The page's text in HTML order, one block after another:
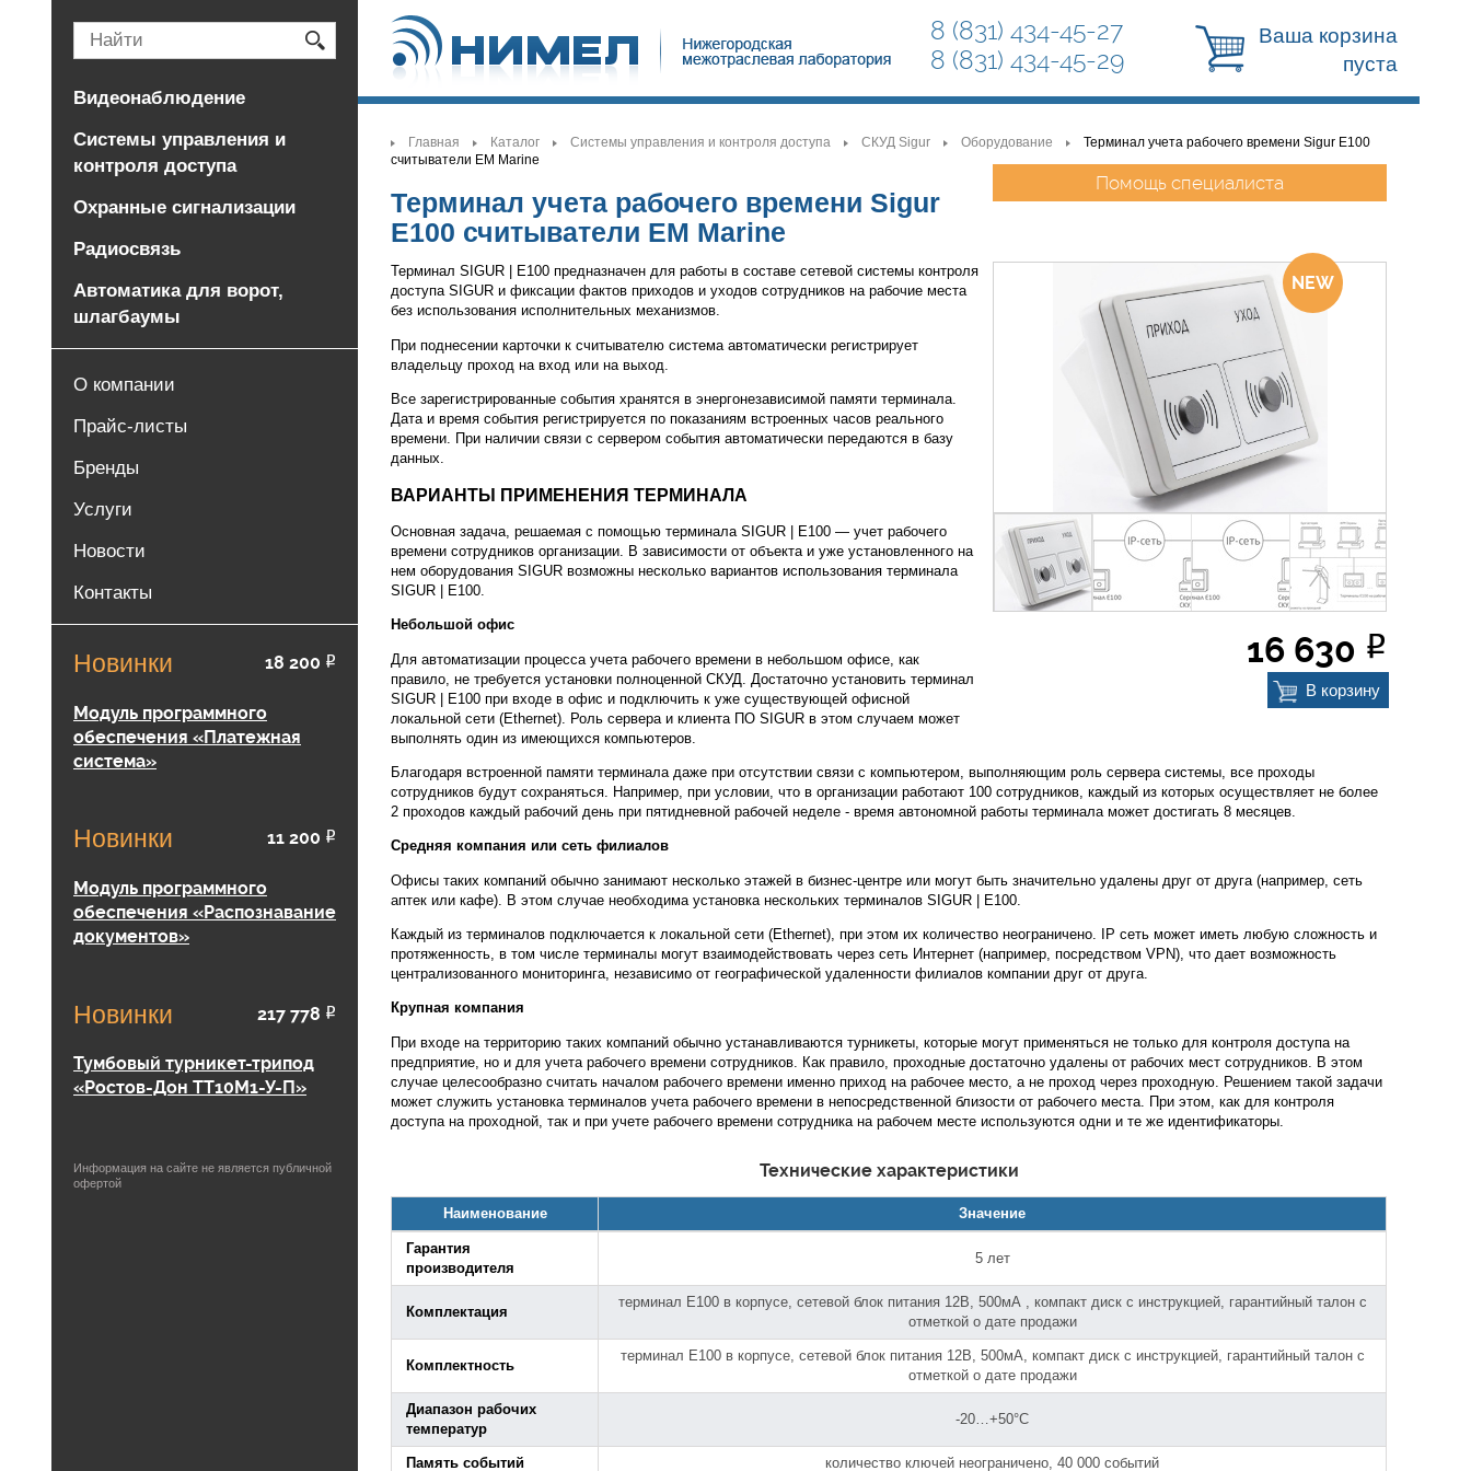
8 (831) 434-45-27
8 (831) 434-45-29
Ваша корзина
пуста
Главная
>
Каталог Системы управления и контроля доступа СКУД Sigur Оборудование
Терминал учета рабочего времени Sigur E100
считыватели EM Marine
Терминал учета рабочего времени Sigur
E100 считыватели EM Marine
Помощь специалиста
16 630 Р
В корзину
Терминал SIGUR | E100 предназначен для работы в составе сетевой системы контроля
доступа SIGUR и фиксации фактов приходов и уходов сотрудников на рабочие места
без использования исполнительных механизмов.
При поднесении карточки к считывателю система автоматически регистрирует
владельцу проход на вход или на выход.
Все зарегистрированные события хранятся в энергонезависимой памяти терминала.
Дата и время события регистрируется по показаниям встроенных часов реального
времени. При наличии связи с сервером события автоматически передаются в базу
данных.
ВАРИАНТЫ ПРИМЕНЕНИЯ ТЕРМИНАЛА
Основная задача, решаемая с помощью терминала SIGUR | E100 — учет рабочего
времени сотрудников организации. В зависимости от объекта и уже установленного на
нем оборудования SIGUR возможны несколько вариантов использования терминала
SIGUR | E100.
Небольшой офис
Для автоматизации процесса учета рабочего времени в небольшом офисе, как
правило, не требуется установки полноценной СКУД. Достаточно установить терминал
SIGUR | E100 при входе в офис и подключить к уже существующей офисной
локальной сети (Ethernet). Роль сервера и клиента ПО SIGUR в этом случаем может
выполнять один из имеющихся компьютеров.
Благодаря встроенной памяти терминала даже при отсутствии связи с компьютером, выполняющим роль сервера системы, все проходы
сотрудников будут сохраняться. Например, при условии, что в организации работают 100 сотрудников, каждый из которых осуществляет не более
2 проходов каждый рабочий день при пятидневной рабочей неделе - время автономной работы терминала может достигать 8 месяцев.
Средняя компания или сеть филиалов
Офисы таких компаний обычно занимают несколько этажей в бизнес-центре или могут быть значительно удалены друг от друга (например, сеть
аптек или кафе). В этом случае необходима установка нескольких терминалов SIGUR | E100.
Каждый из терминалов подключается к локальной сети (Ethernet), при этом их количество неограничено. IP сеть может иметь любую сложность и
протяженность, в том числе терминалы могут взаимодействовать через сеть Интернет (например, посредством VPN), что дает возможность
централизованного мониторинга, независимо от географической удаленности филиалов компании друг от друга.
Крупная компания
При входе на территорию таких компаний обычно устанавливаются турникеты, которые могут применяться не только для контроля доступа на
предприятие, но и для учета рабочего времени сотрудников. Как правило, проходные достаточно удалены от рабочих мест сотрудников. В этом
случае целесообразно считать началом рабочего времени именно приход на рабочее место, а не проход через проходную. Решением такой задачи
может служить установка терминалов учета рабочего времени в непосредственной близости от рабочего места. При этом, как для контроля
доступа на проходной, так и при учете рабочего времени сотрудника на рабочем месте используются одни и те же идентификаторы.
Технические характеристики
Наименование Значение
Гарантия
производителя
5 лет
Комплектация
терминал E100 в корпусе, cетевой блок питания 12В, 500мА , компакт диск с инструкцией, гарантийный талон с
отметкой о дате продажи
Комплектность
терминал E100 в корпусе, cетевой блок питания 12В, 500мА, компакт диск с инструкцией, гарантийный талон с
отметкой о дате продажи
Диапазон рабочих
температур
-20…+50°С
Память событий количество ключей неограничено, 40 000 событий
Видеонаблюдение
Системы управления и
контроля доступа
Охранные сигнализации
Радиосвязь
Автоматика для ворот,
шлагбаумы
О компании
Прайс-листы
Бренды
Услуги
Новости
Контакты
Новинки
Модуль программного
обеспечения «Платежная
система»
18 200 Р
Новинки
Модуль программного
обеспечения «Распознавание
документов»
11 200 Р
Новинки
Тумбовый турникет-трипод
«Ростов-Дон ТТ10М1-У-П»
217 778 Р
Информация на сайте не является публичной
офертой